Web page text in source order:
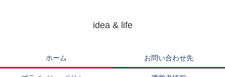
idea & life
ホーム お問い合わせ先